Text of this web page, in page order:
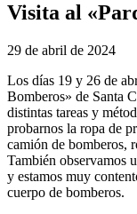
Visita al
29 de abril de 2024
Los días 19 y 26 de
Bomberos» de Santa
distintas tareas y
probarnos la ropa de
camión de bomberos,
También observamos
y estamos muy
cuerpo de bomberos.